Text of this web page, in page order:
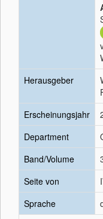
Herausgeber
Erscheinungsjahr
Department
Band/Volume
Seite von
Sprache